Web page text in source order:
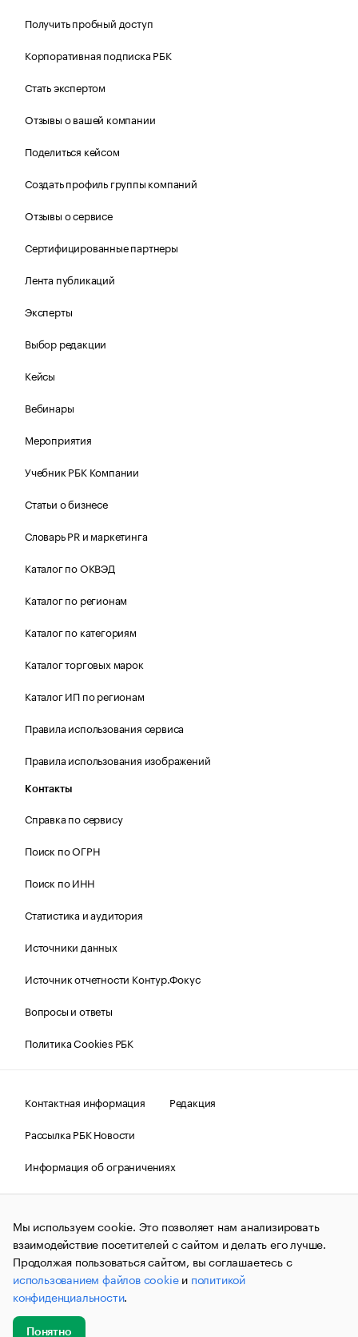
Получить пробный доступ
Корпоративная подписка РБК
Стать экспертом
Отзывы о вашей компании
Поделиться кейсом
Создать профиль группы компаний
Отзывы о сервисе
Сертифицированные партнеры
Лента публикаций
Эксперты
Выбор редакции
Кейсы
Вебинары
Мероприятия
Учебник РБК Компании
Статьи о бизнесе
Словарь PR и маркетинга
Каталог по ОКВЭД
Каталог по регионам
Каталог по категориям
Каталог торговых марок
Каталог ИП по регионам
Правила использования сервиса
Правила использования изображений
Контакты
Справка по сервису
Поиск по ОГРН
Поиск по ИНН
Статистика и аудитория
Источники данных
Источник отчетности Контур.Фокус
Вопросы и ответы
Политика Cookies РБК
Контактная информация
Редакция
Рассылка РБК Новости
Информация об ограничениях
Правовая информация
О соблюдении авторских прав
© АО «РОСБИЗНЕСКОНСАЛТИНГ»,1995–2026.Сообщения
и материалы информационного агентства «РБК»
(зарегистрировано Федеральной службой по надзору в сфере
связи, информационных технологий и массовых
коммуникаций (Роскомнадзор) 09.12.2015 за номером ИА
№ФС77-63848) сопровождаются пометкой «РБК». Отдельные
публикации могут содержать информацию,
не предназначенную для пользователей
до 18 лет.
Мы используем cookie. Это позволяет нам анализировать
взаимодействие посетителей с сайтом и делать его лучше.
Продолжая пользоваться сайтом, вы соглашаетесь с
использованием файлов cookieи политикой
конфиденциальности.
Понятно